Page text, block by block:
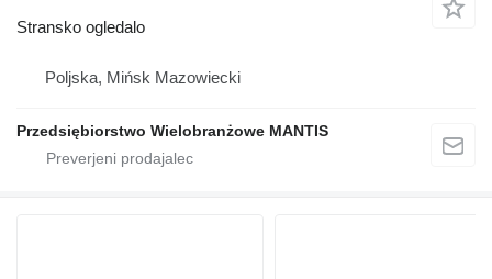
Stransko ogledalo
Poljska, Mińsk Mazowiecki
Przedsiębiorstwo Wielobranżowe MANTIS